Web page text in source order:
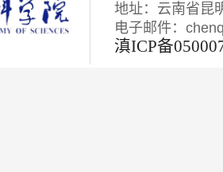
地址：云南省昆
电子邮件：
滇ICP备